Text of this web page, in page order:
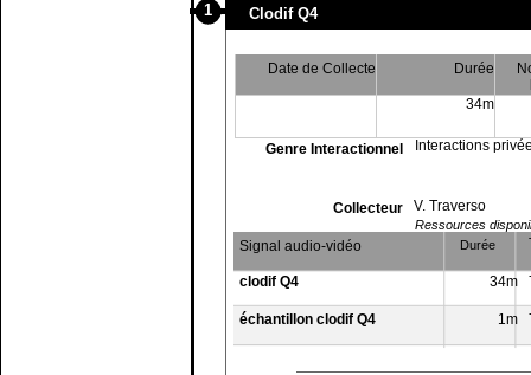
Date de Collecte Durée
34m
Genre Interactionnel Interactions
Ressources
Signal audio-vidéo Durée
clodif Q4 34m
échantillon clodif Q4 1m
Clodif Q4
Collecteur V. Traverso
1